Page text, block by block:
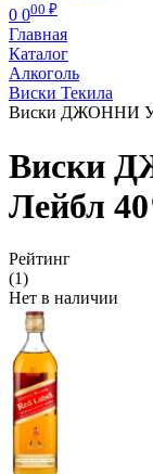
0 000 ₽
Главная
Каталог
Алкоголь
Виски Текила
Виски ДЖОННИ
Виски
Лейбл
Рейтинг
(1)
Нет в наличии